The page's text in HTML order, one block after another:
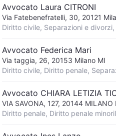
Avvocato Laura CITRONI
Via Fatebenefratelli, 30, 20121
Avvocato Federica Mari
Via taggia, 26, 20153 Milano MI
Avvocato CHIARA LETIZIA
VIA SAVONA, 127, 20144 MILANO
Diritto penale, Diritto penale